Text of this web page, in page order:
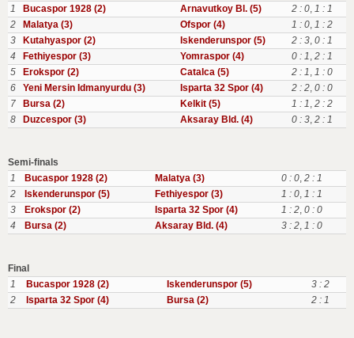
1
Bucaspor 1928 (2) Arnavutkoy Bl. (5) 2 : 0, 1 : 1
2
Malatya (3) Ofspor (4) 1 : 0, 1 : 2
3
Kutahyaspor (2) Iskenderunspor (5) 2 : 3, 0 : 1
4
Fethiyespor (3) Yomraspor (4) 0 : 1, 2 : 1
5
Erokspor (2) Catalca (5) 2 : 1, 1 : 0
6
Yeni Mersin Idmanyurdu (3) Isparta 32 Spor (4) 2 : 2, 0 : 0
7
Bursa (2) Kelkit (5) 1 : 1, 2 : 2
8
Duzcespor (3) Aksaray Bld. (4) 0 : 3, 2 : 1
Semi-finals
1
Bucaspor 1928 (2) Malatya (3) 0 : 0, 2 : 1
2
Iskenderunspor (5) Fethiyespor (3) 1 : 0, 1 : 1
3
Erokspor (2) Isparta 32 Spor (4) 1 : 2, 0 : 0
4
Bursa (2) Aksaray Bld. (4) 3 : 2, 1 : 0
Final
1
Bucaspor 1928 (2) Iskenderunspor (5)
3 : 2
2
Isparta 32 Spor (4) Bursa (2) 2 : 1